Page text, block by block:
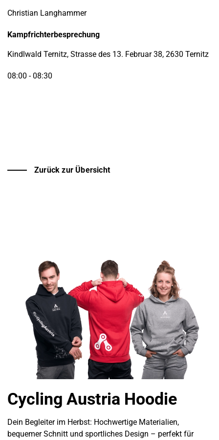
Christian Langhammer
Kampfrichterbesprechung
Kindlwald Ternitz, Strasse des 13. Februar 38, 2630 Ternitz
08:00 - 08:30
Zurück zur Übersicht
Cycling Austria Hoodie
Dein Begleiter im Herbst: Hochwertige Materialien,
bequemer Schnitt und sportliches Design – perfekt für